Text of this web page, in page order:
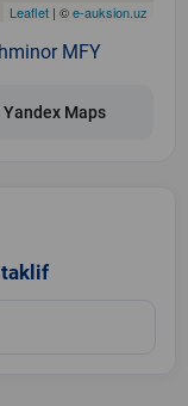
Leaflet | ©e-auksion.uz
MFY
Yandex Maps
taklif